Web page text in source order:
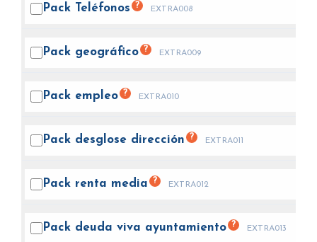
Pack Teléfonos ? EXTRA008
Pack geográfico ? EXTRA009
Pack empleo ? EXTRA010
Pack desglose dirección ? EXTRA011
Pack renta media ? EXTRA012
Pack deuda viva ayuntamiento ? EXTRA013